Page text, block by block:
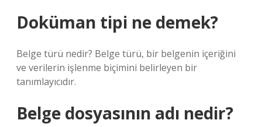
Doküman tipi ne demek?
Belge türü nedir? Belge türü, bir belgenin içeriğini
ve verilerin işlenme biçimini belirleyen bir
tanımlayıcıdır.
Belge dosyasının adı nedir?